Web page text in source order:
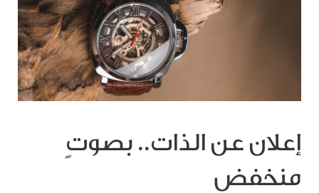
إعلان عن الذات.. بصوتٍ
منخفض